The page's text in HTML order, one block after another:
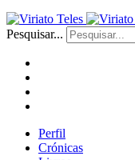
Pesquisar...
Perfil
Crónicas